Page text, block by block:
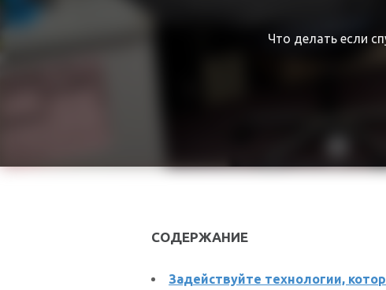
Что делать если
СОДЕРЖАНИЕ
Задействуйте технологии,